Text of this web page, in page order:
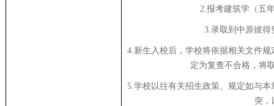
2.报考建筑学（五
3.录取到中原彼
4.新生入校后，学校将依据相关文件
定为复查不合格，将
5.学校以往有关招生政策、规定如与
突，